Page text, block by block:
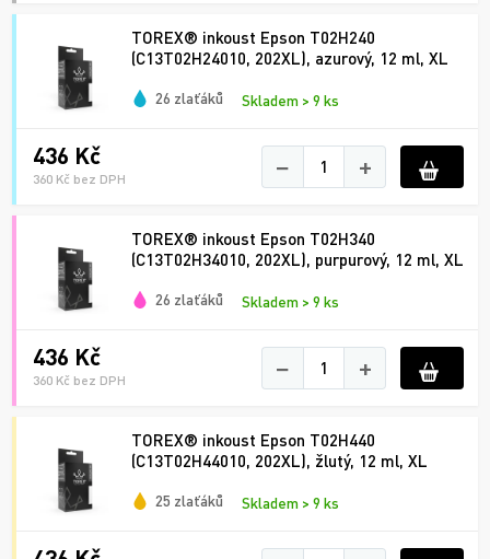
TOREX® inkoust Epson T02H240
(C13T02H24010, 202XL), azurový, 12 ml, XL
26 zlaťáků Skladem > 9 ks
436 Kč
360 Kč bez DPH − +
TOREX® inkoust Epson T02H340
(C13T02H34010, 202XL), purpurový, 12 ml, XL
26 zlaťáků Skladem > 9 ks
436 Kč
360 Kč bez DPH − +
TOREX® inkoust Epson T02H440
(C13T02H44010, 202XL), žlutý, 12 ml, XL
25 zlaťáků Skladem > 9 ks